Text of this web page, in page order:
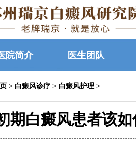
院简介 医生团队
> 白癜风诊疗 > 白癜风护理 >
期白癜风患者该